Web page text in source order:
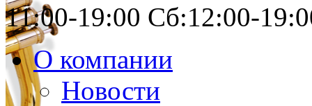
11:00-19:00 Сб:12:00-
О компании
Новости